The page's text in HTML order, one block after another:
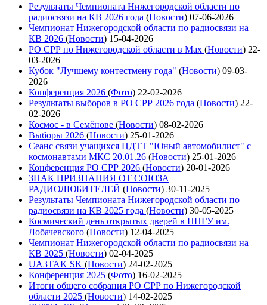
Результаты Чемпионата Нижегородской области по
радиосвязи на КВ 2026 года (Новости) 07-06-2026
Чемпионат Нижегородской области по радиосвязи на
КВ 2026 (Новости) 15-04-2026
РО СРР по Нижегородской области в Max (Новости) 22-
03-2026
Кубок "Лучшему контестмену года" (Новости) 09-03-
2026
Конференция 2026 (Фото) 22-02-2026
Результаты выборов в РО СРР 2026 года (Новости) 22-
02-2026
Космос - в Семёнове (Новости) 08-02-2026
Выборы 2026 (Новости) 25-01-2026
Сеанс связи учащихся ЦДТТ "Юный автомобилист" с
космонавтами МКС 20.01.26 (Новости) 25-01-2026
Конференция РО СРР 2026 (Новости) 20-01-2026
ЗНАК ПРИЗНАНИЯ ОТ СОЮЗА
РАДИОЛЮБИТЕЛЕЙ (Новости) 30-11-2025
Результаты Чемпионата Нижегородской области по
радиосвязи на КВ 2025 года (Новости) 30-05-2025
Космический день открытых дверей в ННГУ им.
Лобачевского (Новости) 12-04-2025
Чемпионат Нижегородской области по радиосвязи на
КВ 2025 (Новости) 02-04-2025
UA3TAK SK (Новости) 24-02-2025
Конференция 2025 (Фото) 16-02-2025
Итоги общего собрания РО СРР по Нижегородской
области 2025 (Новости) 14-02-2025